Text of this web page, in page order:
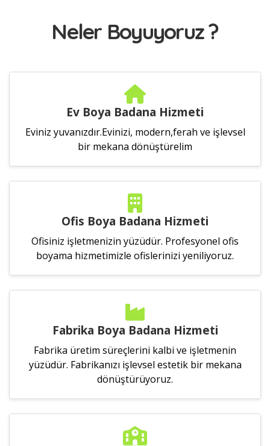
Neler Boyuyoruz ?
Ev Boya Badana Hizmeti
Eviniz yuvanızdır.Evinizi, modern,ferah ve işlevsel
bir mekana dönüştürelim
Ofis Boya Badana Hizmeti
Ofisiniz işletmenizin yüzüdür. Profesyonel ofis
boyama hizmetimizle ofislerinizi yeniliyoruz.
Fabrika Boya Badana Hizmeti
Fabrika üretim süreçlerini kalbi ve işletmenin
yüzüdür. Fabrikanızı işlevsel estetik bir mekana
dönüştürüyoruz.